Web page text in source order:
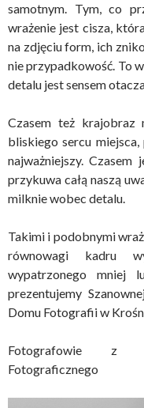
samotnym. Tym, co
wrażenie jest cisza,
na zdjęciu form, ich
nie przypadkowość. To
detalu jest sensem
Czasem też krajobraz
bliskiego sercu
najważniejszy.
przykuwa całą naszą
milknie wobec detalu.
Takimi i podobnymi
równowagi kadru
wypatrzonego mniej
prezentujemy
Domu Fotografii w
Fotografowie z
Fotograficznego